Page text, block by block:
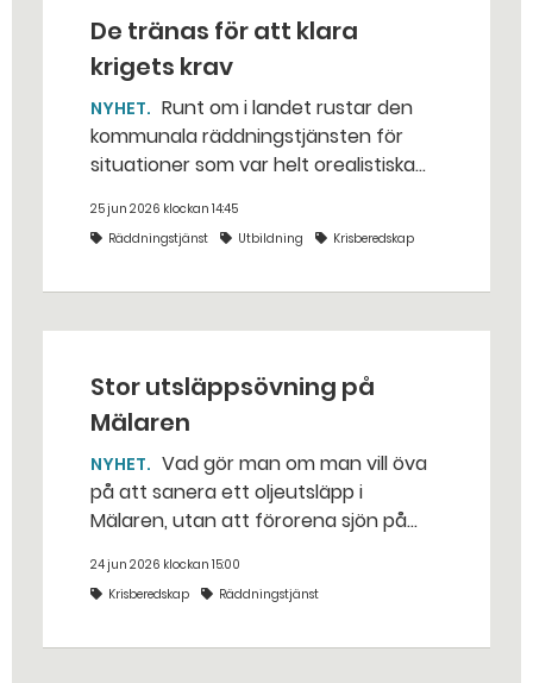
De tränas för att klara
krigets krav
NYHET
kommunala räddningstjänsten för
situationer som var helt orealistiska
bakhåll, utspridda granater och hot
från livsfarliga drönare i det
25 jun 2026 klockan 14:45
Räddningstjänst
Utbildning Krisberedskap
Stor utsläppsövning på
Mälaren
NYHET
på att sanera ett oljeutsläpp i
Mälaren, utan att förorena sjön på
stället. Det gjorde räddningstjänsten i
Eskilstuna – tio kubikmeter närmare
24 jun 2026 klockan 15:00
Krisberedskap
Räddningstjänst